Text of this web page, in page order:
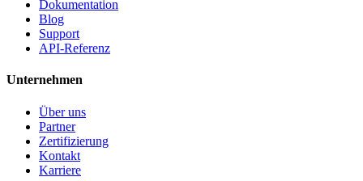
Dokumentation
Blog
Support
API-Referenz
Unternehmen
Über uns
Partner
Zertifizierung
Kontakt
Karriere